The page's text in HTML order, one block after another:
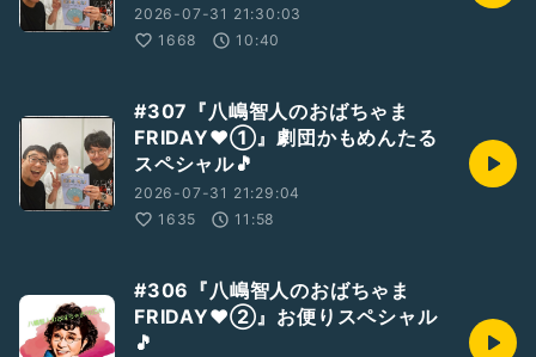
2026-07-31 21:30:03
1668
10:40
#307『八嶋智人のおばちゃま
FRIDAY❤①』劇団かもめんたる
スペシャル🎵
2026-07-31 21:29:04
1635
11:58
#306『八嶋智人のおばちゃま
FRIDAY❤️②』お便りスペシャル
🎵